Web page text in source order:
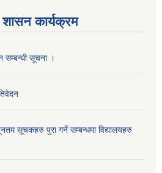
शासन कार्यक्रम
सम्बन्धी सूचना ।
सूचकहरु पुरा गर्ने सम्बन्धमा विद्यालयहरु